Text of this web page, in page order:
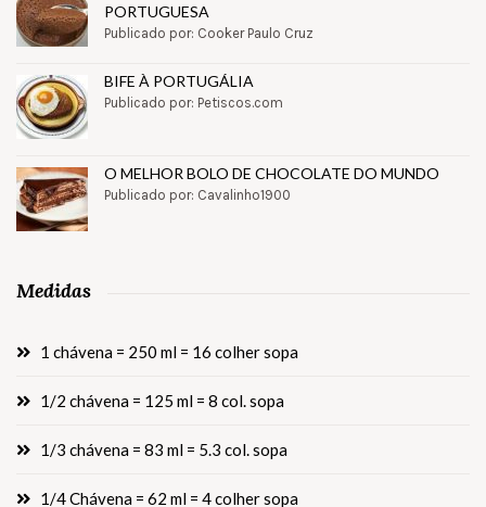
PORTUGUESA
Publicado por: Cooker Paulo Cruz
BIFE À PORTUGÁLIA
Publicado por: Petiscos.com
O MELHOR BOLO DE CHOCOLATE DO MUNDO
Publicado por: Cavalinho1900
Medidas
1 chávena = 250 ml = 16 colher sopa
1/2 chávena = 125 ml = 8 col. sopa
1/3 chávena = 83 ml = 5.3 col. sopa
1/4 Chávena = 62 ml = 4 colher sopa